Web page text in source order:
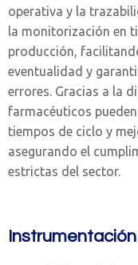
operativa y la
la monitorización en
producción,
eventualidad y
errores. Gracias a la
farmacéuticos
tiempos de ciclo y
asegurando el
estrictas del sector.